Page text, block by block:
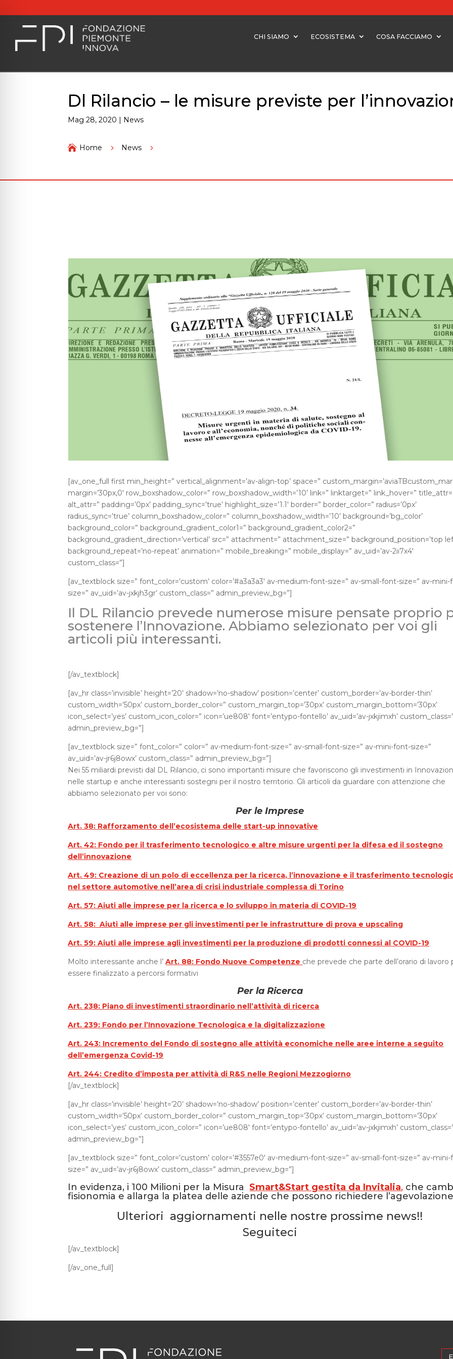
CHI SIAMO ECOSISTEMA COSA FACCIAMO
Dl Rilancio – le misure previste per
Mag 28, 2020 | News
 Home 5 News 5
[av_one_full first min_height=” vertical_alignment=’av-align-top’ space=”
margin=’30px,0′ row_boxshadow_color=” row_boxshadow_width=’10’ link=” linktarget=” link_hover=”
alt_attr=” padding=’0px’ padding_sync=’true’ highlight_size=’1.1′ border=” border_color=” radius=’0px’
radius_sync=’true’ column_boxshadow_color=” column_boxshadow_width=’10’ background=’bg_color’
background_color=” background_gradient_color1=” background_gradient_color2=”
background_gradient_direction=’vertical’ src=” attachment=” attachment_size=” background_position=’top
background_repeat=’no-repeat’ animation=” mobile_breaking=” mobile_display=” av_uid=’av-2ii7x4′
custom_class=”]
[av_textblock size=” font_color=’custom’ color=’#a3a3a3′ av-medium-font-size=” av-small-font-size=” av-
size=” av_uid=’av-jxkjh3gr’ custom_class=” admin_preview_bg=”]
Il DL Rilancio prevede numerose misure pensate proprio
sostenere l’Innovazione. Abbiamo selezionato per voi gli
articoli più interessanti.
[/av_textblock]
[av_hr class=’invisible’ height=’20’ shadow=’no-shadow’ position=’center’ custom_border=’av-border-thin’
custom_width=’50px’ custom_border_color=” custom_margin_top=’30px’ custom_margin_bottom=’30px’
icon_select=’yes’ custom_icon_color=” icon=’ue808′ font=’entypo-fontello’ av_uid=’av-jxkjimxh’
admin_preview_bg=”]
[av_textblock size=” font_color=” color=” av-medium-font-size=” av-small-font-size=” av-mini-font-size=”
av_uid=’av-jr6j8owx’ custom_class=” admin_preview_bg=”]
Nei 55 miliardi previsti dal DL Rilancio, ci sono importanti misure che favoriscono gli investimenti in
nelle startup e anche interessanti sostegni per il nostro territorio. Gli articoli da guardare con attenzione che
abbiamo selezionato per voi sono:
Per le Imprese
Art. 38: Rafforzamento dell’ecosistema delle start-up innovative
Art. 42: Fondo per il trasferimento tecnologico e altre misure urgenti per la difesa ed il sostegno
dell’innovazione
Art. 49: Creazione di un polo di eccellenza per la ricerca, l’innovazione e il trasferimento
nel settore automotive nell’area di crisi industriale complessa di Torino
Art. 57: Aiuti alle imprese per la ricerca e lo sviluppo in materia di COVID-19
Art. 58: Aiuti alle imprese per gli investimenti per le infrastrutture di prova e upscaling
Art. 59: Aiuti alle imprese agli investimenti per la produzione di prodotti connessi al COVID-19
Molto interessante anche l’Art. 88: Fondo Nuove Competenze che prevede che parte dell’orario di lavoro
essere finalizzato a percorsi formativi
Per la Ricerca
Art. 238: Piano di investimenti straordinario nell’attività di ricerca
Art. 239: Fondo per l’Innovazione Tecnologica e la digitalizzazione
Art. 243: Incremento del Fondo di sostegno alle attività economiche nelle aree interne a seguito
dell’emergenza Covid-19
Art. 244: Credito d’imposta per attività di R&S nelle Regioni Mezzogiorno
[/av_textblock]
[av_hr class=’invisible’ height=’20’ shadow=’no-shadow’ position=’center’ custom_border=’av-border-thin’
custom_width=’50px’ custom_border_color=” custom_margin_top=’30px’ custom_margin_bottom=’30px’
icon_select=’yes’ custom_icon_color=” icon=’ue808′ font=’entypo-fontello’ av_uid=’av-jxkjimxh’
admin_preview_bg=”]
[av_textblock size=” font_color=’custom’ color=’#3557e0′ av-medium-font-size=” av-small-font-size=” av-
size=” av_uid=’av-jr6j8owx’ custom_class=” admin_preview_bg=”]
In evidenza, i 100 Milioni per la Misura Smart&Start gestita da Invitalia, che
fisionomia e allarga la platea delle aziende che possono richiedere
Ulteriori aggiornamenti nelle nostre prossime news!!
Seguiteci
[/av_textblock]
[/av_one_full]